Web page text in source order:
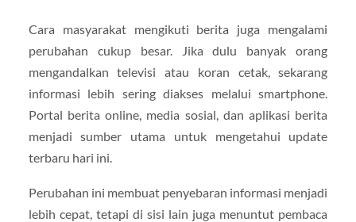
Cara masyarakat mengikuti berita juga mengalami
perubahan cukup besar. Jika dulu banyak orang
mengandalkan televisi atau koran cetak, sekarang
informasi lebih sering diakses melalui smartphone.
Portal berita online, media sosial, dan aplikasi berita
menjadi sumber utama untuk mengetahui update
terbaru hari ini.
Perubahan ini membuat penyebaran informasi menjadi
lebih cepat, tetapi di sisi lain juga menuntut pembaca